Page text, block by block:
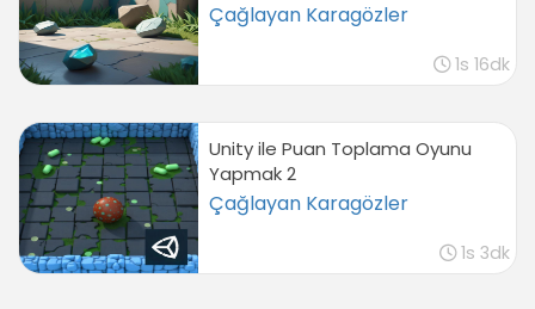
Çağlayan Karagözler
1s 16dk
Unity ile Puan Toplama Oyunu
Yapmak 2
Çağlayan Karagözler
1s 3dk